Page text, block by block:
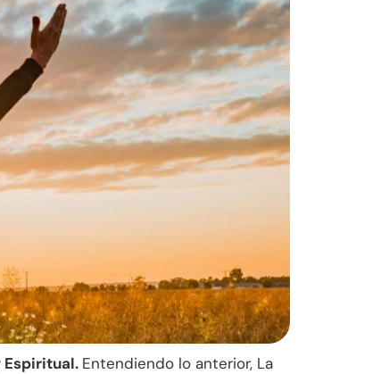
Espiritual. Entendiendo lo anterior, La